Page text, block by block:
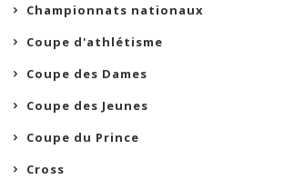
Championnats nationaux
Coupe d'athlétisme
Coupe des Dames
Coupe des Jeunes
Coupe du Prince
Cross